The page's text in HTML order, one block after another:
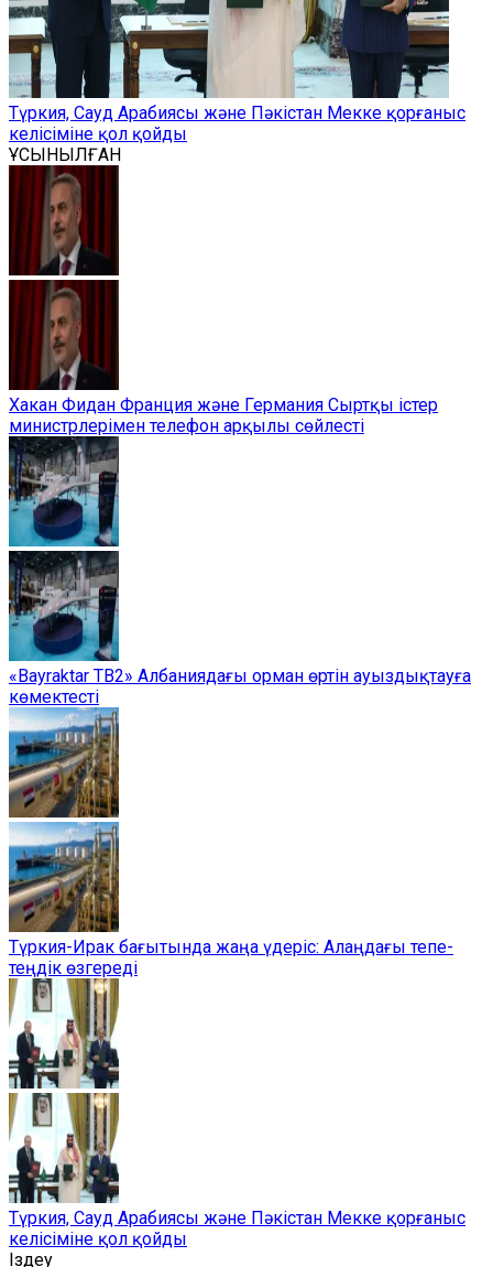
Түркия, Сауд Арабиясы және Пәкістан Мекке қорғаныс
келісіміне қол қойды
ҰСЫНЫЛҒАН
Хакан Фидан Франция және Германия Сыртқы істер
министрлерімен телефон арқылы сөйлесті
«Bayraktar TB2» Албаниядағы орман өртін ауыздықтауға
көмектесті
Түркия-Ирак бағытында жаңа үдеріс: Алаңдағы тепе-
теңдік өзгереді
Түркия, Сауд Арабиясы және Пәкістан Мекке қорғаныс
келісіміне қол қойды
Іздеу